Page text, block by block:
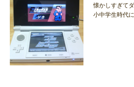
懐かしすぎて
小中学生時代